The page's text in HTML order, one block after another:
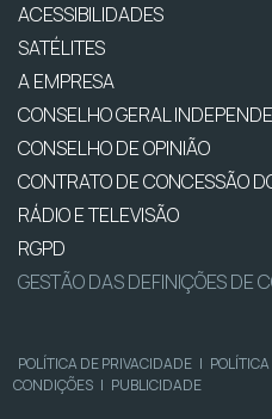
ACESSIBILIDADES
SATÉLITES
A EMPRESA
CONSELHO GERAL
CONSELHO DE OPINIÃO
CONTRATO DE CONCESSÃO
RÁDIO E TELEVISÃO
RGPD
GESTÃO DAS DEFINIÇÕES DE
POLÍTICA DE PRIVACIDADE |
CONDIÇÕES | PUBLICIDADE